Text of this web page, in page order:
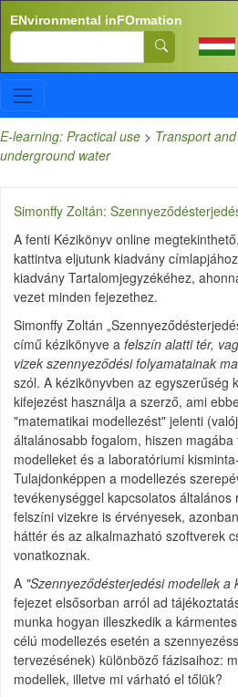
ENvironmental inFOrmation
Search
E-learning: Practical use > Transport
underground water
Simonffy Zoltán:
A fenti Kézikönyv online
kattintva eljutunk kiadvány
kiadvány Tartalomjegyzékéhez,
vezet minden fejezethez.
Simonffy Zoltán
című kézikönyve a felszín alatti tér,
vizek szennyeződési folyamatainak
szól. A kézikönyvben az egyszerűség
kifejezést használja a szerző, ami
"matematikai modellezést" jelenti
általánosabb fogalom, hiszen magába
modelleket és a laboratóriumi
Tulajdonképpen a modellezés
tevékenységgel kapcsolatos
felszíni vizekre is érvényesek,
háttér és az alkalmazható szoftverek
vonatkoznak.
A "Szennyeződésterjedési modellek a
fejezet elsősorban arról ad
munka hogyan illeszkedik a
célú modellezés esetén a
tervezésének) különböző fázisaihoz:
modellek, illetve mi várható el tőlük?